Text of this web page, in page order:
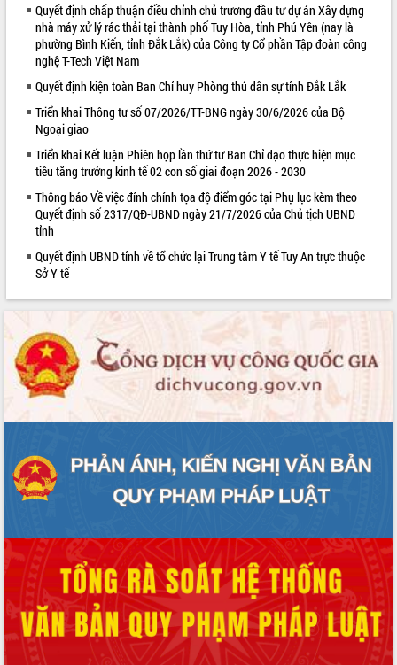
Lễ truy tặng danh hiệu “Bà Mẹ Việt
Nam Anh hùng” và trao Huân chương
Lao động
UBND tỉnh Đắk Lắk triển khai nhiệm
vụ 6 tháng cuối năm 2026
Kỳ họp thứ Hai, Hội đồng nhân dân
tỉnh khóa XI quyết nghị nhiều nội dung
quan trọng
Bí thư Tỉnh ủy Lương Nguyễn Minh
Triết thăm, tặng quà người có công với
cách mạng
Rà soát, hoàn thiện hệ thống thiết chế
văn hóa, thể thao đáp ứng yêu cầu
phát triển mới
Lễ truy điệu và an táng hài cốt liệt sĩ
tại Nghĩa trang Liệt sĩ xã Sơn Hòa
Bàn giải pháp tháo gỡ khó khăn trong
xuất khẩu sầu riêng và triển khai quy
định EUDR
trường Nguyễn Hoàng Hiệp khảo sát
vùng trồng và doanh nghiệp đóng gói
sầu riêng tại Đắk Lắk
món ăn từ sầu riêng
Đắk Lắk công bố Quy hoạch và xúc
tiến đầu tư tỉnh
Ngành cá ngừ Đắk Lắk chủ động thích
ứng để giữ vững thị trường xuất khẩu
Diễn đàn Kinh tế tư nhân Việt Nam đột
phá cơ chế - Hợp tác công tư
ALBUM ẢNH
LIÊN KẾT WEB
Quyết định chấp thuận điều chỉnh chủ trương đầu tư dự án Xây dựng
nhà máy xử lý rác thải tại thành phố Tuy Hòa, tỉnh Phú Yên (nay là
phường Bình Kiến, tỉnh Đắk Lắk) của Công ty Cổ phần Tập đoàn công
nghệ T-Tech Việt Nam
Quyết định kiện toàn Ban Chỉ huy Phòng thủ dân sự tỉnh Đắk Lắk
Triển khai Thông tư số 07/2026/TT-BNG ngày 30/6/2026 của Bộ
Ngoại giao
Triển khai Kết luận Phiên họp lần thứ tư Ban Chỉ đạo thực hiện mục
tiêu tăng trưởng kinh tế 02 con số giai đoạn 2026 - 2030
Thông báo Về việc đính chính tọa độ điểm góc tại Phụ lục kèm theo
Quyết định số 2317/QĐ-UBND ngày 21/7/2026 của Chủ tịch UBND
tỉnh
Quyết định UBND tỉnh về tổ chức lại Trung tâm Y tế Tuy An trực thuộc
Sở Y tế